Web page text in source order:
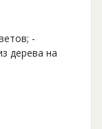
-
дерева на